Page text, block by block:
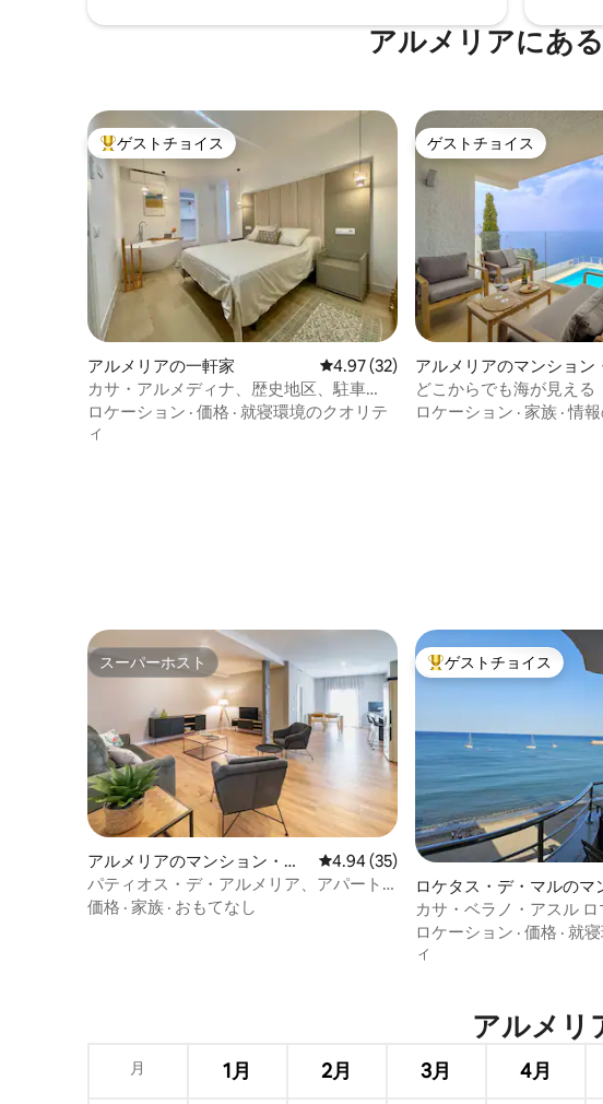
アルメリアにあ
大好評のゲストチョイスです。
ゲストチョイス
アルメリアの一軒家 レビュー32件、5つ星中4.97つ星の平
4.97 (32)
カサ・アルメディナ、歴史地区、駐車
場、Wi-Fi、エアコン
ロケーション · 価格 · 就寝環境のクオリテ
ィ
ゲストチョイス
ゲストチョイス
アルメリアのマンション
パート
どこからでも海が見える
ロケーション · 家族 ·情
スーパーホスト
スーパーホスト
アルメリアのマンション・ア
パート
レビュー35件、5つ星中4.94つ星の平
4.94 (35)
パティオス・デ・アルメリア、アパート
メント1C
価格 · 家族 · おもてなし
大好評のゲストチョイス
ゲストチョイス
ロケタス・デ・マルのマ
ョン・アパート
カサ・ベラノ・アスル
チ
ロケーション · 価格 · 就
ィ
アルメリ
月 1月 2月 3月 4月